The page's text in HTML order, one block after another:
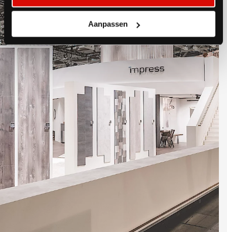
Aanpassen